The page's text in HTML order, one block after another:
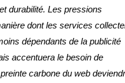
durabilité. Les pressions
dont les services
dépendants de la publicité
accentuera le besoin de
carbone du web